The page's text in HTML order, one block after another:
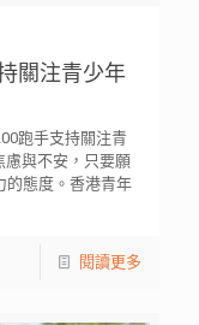
關注青少年
跑手支持關注青
與不安，只要願
的態度。香港青年
閱讀更多